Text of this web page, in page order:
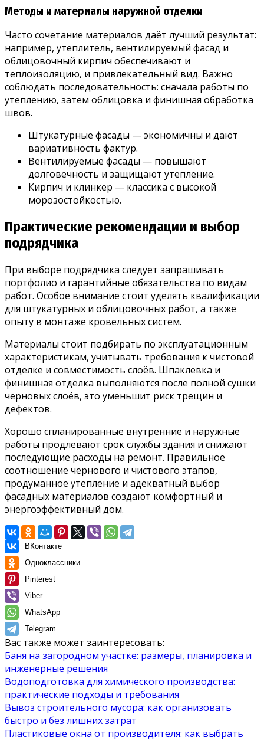
Методы и материалы наружной отделки
Часто сочетание материалов даёт лучший результат:
например, утеплитель, вентилируемый фасад и
облицовочный кирпич обеспечивают и
теплоизоляцию, и привлекательный вид. Важно
соблюдать последовательность: сначала работы по
утеплению, затем облицовка и финишная обработка
швов.
Штукатурные фасады — экономичны и дают
вариативность фактур.
Вентилируемые фасады — повышают
долговечность и защищают утепление.
Кирпич и клинкер — классика с высокой
морозостойкостью.
Практические рекомендации и выбор
подрядчика
При выборе подрядчика следует запрашивать
портфолио и гарантийные обязательства по видам
работ. Особое внимание стоит уделять квалификации
для штукатурных и облицовочных работ, а также
опыту в монтаже кровельных систем.
Материалы стоит подбирать по эксплуатационным
характеристикам, учитывать требования к чистовой
отделке и совместимость слоёв. Шпаклевка и
финишная отделка выполняются после полной сушки
черновых слоёв, это уменьшит риск трещин и
дефектов.
Хорошо спланированные внутренние и наружные
работы продлевают срок службы здания и снижают
последующие расходы на ремонт. Правильное
соотношение чернового и чистового этапов,
продуманное утепление и адекватный выбор
фасадных материалов создают комфортный и
энергоэффективный дом.
ВКонтакте
Одноклассники
Pinterest
Viber
WhatsApp
Telegram
Вас также может заинтересовать:
Баня на загородном участке: размеры, планировка и
инженерные решения
Водоподготовка для химического производства:
практические подходы и требования
Вывоз строительного мусора: как организовать
быстро и без лишних затрат
Пластиковые окна от производителя: как выбрать